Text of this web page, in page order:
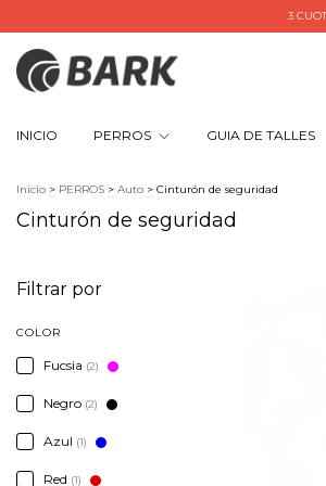
3 CUOTAS SIN
INICIO PERROS GUIA DE TALLES
Inicio > PERROS > Auto > Cinturón de seguridad
Cinturón de seguridad
Filtrar por
COLOR
Fucsia (2)
Negro (2)
Azul (1)
Red (1)